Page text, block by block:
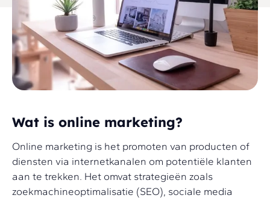
Wat is online marketing?
Online marketing is het promoten van producten of
diensten via internetkanalen om potentiële klanten
aan te trekken. Het omvat strategieën zoals
zoekmachineoptimalisatie (SEO), sociale media